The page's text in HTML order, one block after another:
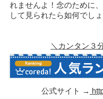
れませんよ！念のために
して見られたら如何でし
＼カンタン３
公式サイト →